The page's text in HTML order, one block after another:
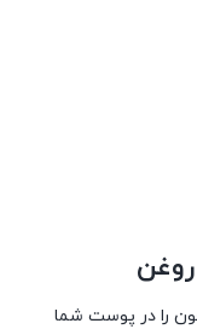
را در پوست شما